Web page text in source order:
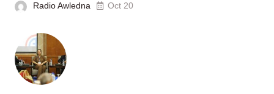
Radio Awledna Oct 20